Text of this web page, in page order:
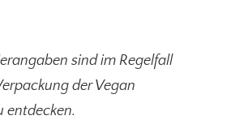
sind im Regelfall
der Vegan
entdecken.